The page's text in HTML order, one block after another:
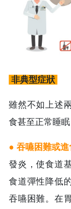
非典型症狀
雖然不如上述
食甚至正常睡眠
● 吞嚥困難或進
發炎，使食道
食道彈性降低
吞嚥困難。在